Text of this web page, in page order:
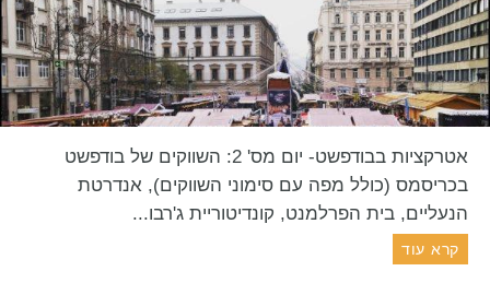
אטרקציות בבודפשט- יום מס' 2: השווקים של בודפשט
בכריסמס (כולל מפה עם סימוני השווקים), אנדרטת
הנעליים, בית הפרלמנט, קונדיטוריית ג'רבו...
קרא עוד